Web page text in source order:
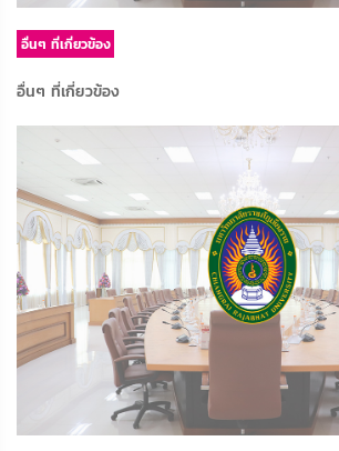
อื่นๆ ที่เกี่ยวข้อง
อื่นๆ ที่เกี่ยวข้อง